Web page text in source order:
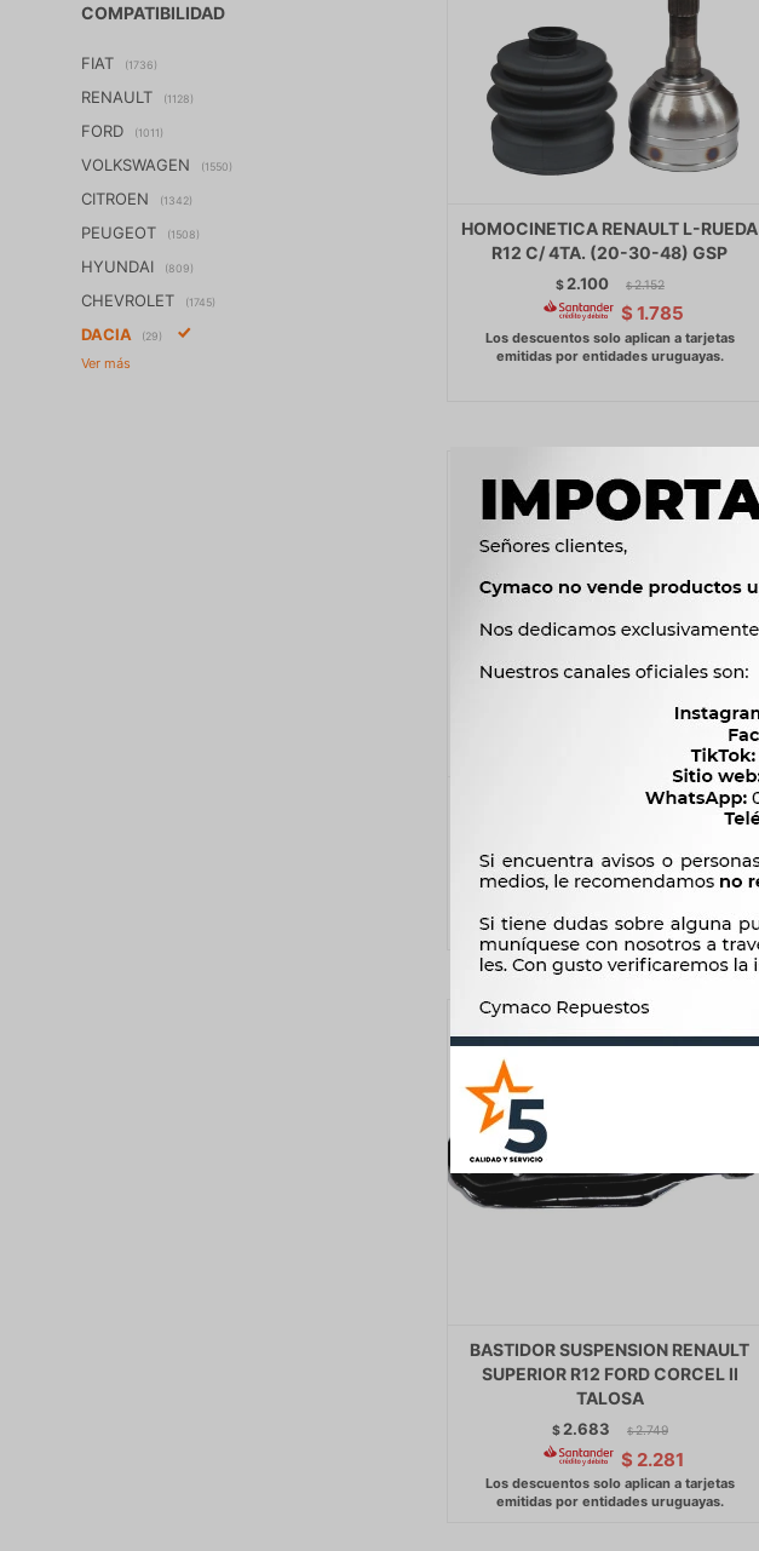
HOMOCINETICA RENAULT L-RUEDA
R12 C/ 4TA. (20-30-48) GSP
$ 2.100 $ 2.152
$ 1.785
RADIADOR RENAULT R12 47.5X30.4
$3.157 $ 3.235
$2.683
BASTIDOR SUSPENSION RENAULT
SUPERIOR R12 FORD CORCEL II
TALOSA
$ 2.683 $ 2.749
$ 2.281
COMPATIBILIDAD
FIAT (1736)
RENAULT (1128)
FORD (1011)
VOLKSWAGEN (1550)
CITROEN (1342)
PEUGEOT (1508)
HYUNDAI (809)
CHEVROLET (1745)
DACIA (29)